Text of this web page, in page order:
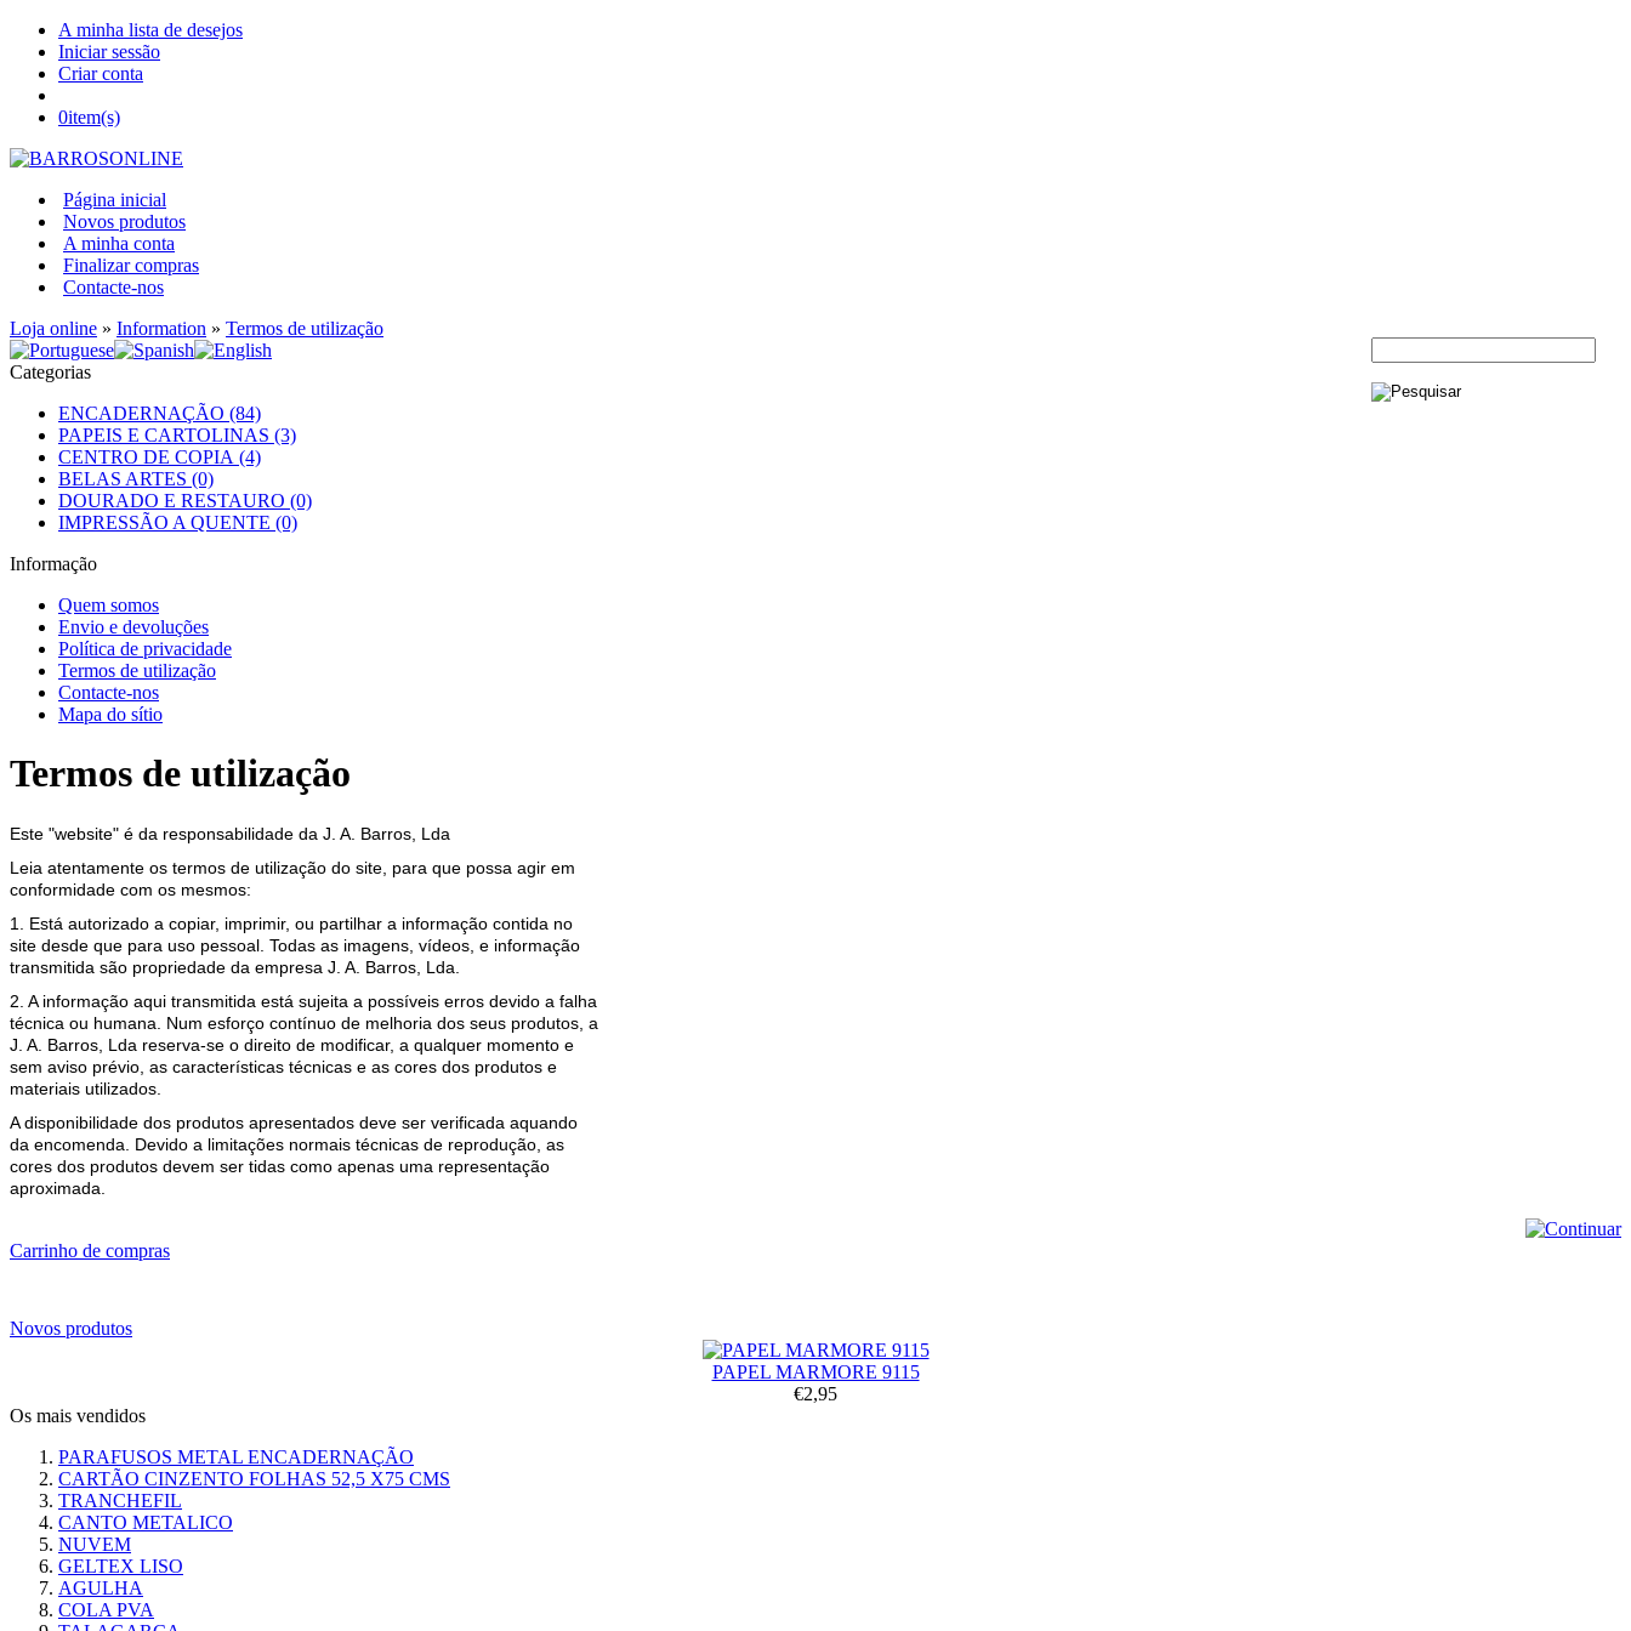
A minha lista de desejos
Iniciar sessão
Criar conta
0item(s)
Página inicial
Novos produtos
A minha conta
Finalizar compras
Contacte-nos
Loja online » Information » Termos de utilização
Categorias
ENCADERNAÇÃO (84)
PAPEIS E CARTOLINAS (3)
CENTRO DE COPIA (4)
BELAS ARTES (0)
DOURADO E RESTAURO (0)
IMPRESSÃO A QUENTE (0)
Informação
Quem somos
Envio e devoluções
Política de privacidade
Termos de utilização
Contacte-nos
Mapa do sítio
Termos de utilização
Este "website" é da responsabilidade da J. A. Barros, Lda
Leia atentamente os termos de utilização do site, para que possa agir em
conformidade com os mesmos:
1. Está autorizado a copiar, imprimir, ou partilhar a informação contida no
site desde que para uso pessoal. Todas as imagens, vídeos, e informação
transmitida são propriedade da empresa J. A. Barros, Lda.
2. A informação aqui transmitida está sujeita a possíveis erros devido a falha
técnica ou humana. Num esforço contínuo de melhoria dos seus produtos, a
J. A. Barros, Lda reserva-se o direito de modificar, a qualquer momento e
sem aviso prévio, as características técnicas e as cores dos produtos e
materiais utilizados.
A disponibilidade dos produtos apresentados deve ser verificada aquando
da encomenda. Devido a limitações normais técnicas de reprodução, as
cores dos produtos devem ser tidas como apenas uma representação
aproximada.
Carrinho de compras
Novos produtos
PAPEL MARMORE 9115
€2,95
Os mais vendidos
PARAFUSOS METAL ENCADERNAÇÃO
CARTÃO CINZENTO FOLHAS 52,5 X75 CMS
TRANCHEFIL
CANTO METALICO
NUVEM
GELTEX LISO
AGULHA
COLA PVA